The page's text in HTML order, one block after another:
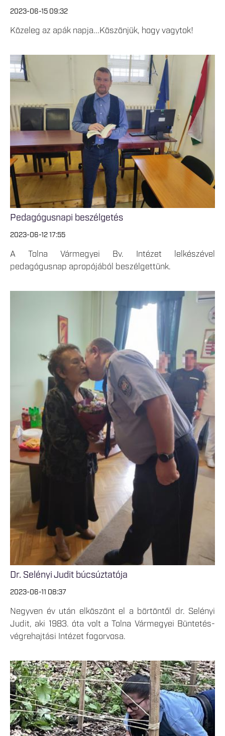
2023-06-15 09:32
Közeleg az apák napja...Köszönjük, hogy vagytok!
Pedagógusnapi beszélgetés
2023-06-12 17:55
A Tolna Vármegyei Bv. Intézet lelkészével
pedagógusnap apropójából beszélgettünk.
Dr. Selényi Judit búcsúztatója
2023-06-11 08:37
Negyven év után elköszönt el a börtöntől dr. Selényi
Judit, aki 1983. óta volt a Tolna Vármegyei Büntetés-
végrehajtási Intézet fogorvosa.